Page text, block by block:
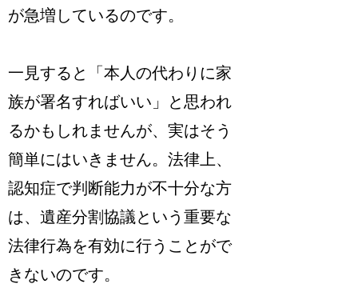
が急増しているのです。
一見すると「本人の代わりに家
族が署名すればいい」と思われ
るかもしれませんが、実はそう
簡単にはいきません。法律上、
認知症で判断能力が不十分な方
は、遺産分割協議という重要な
法律行為を有効に行うことがで
きないのです。